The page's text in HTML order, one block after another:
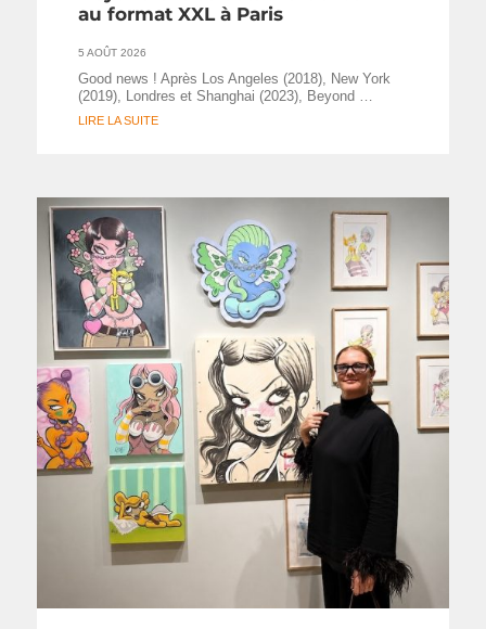
au format XXL à Paris
5 AOÛT 2026
Good news ! Après Los Angeles (2018), New York
(2019), Londres et Shanghai (2023), Beyond …
LIRE LA SUITE